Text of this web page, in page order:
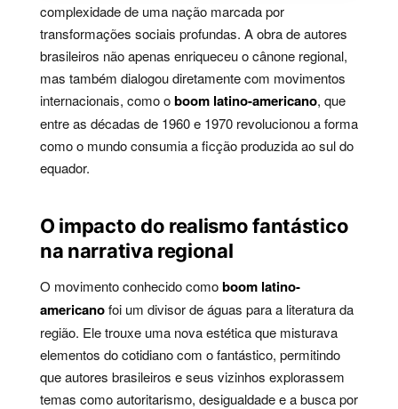
complexidade de uma nação marcada por
transformações sociais profundas. A obra de autores
brasileiros não apenas enriqueceu o cânone regional,
mas também dialogou diretamente com movimentos
internacionais, como oboom latino-americano, que
entre as décadas de 1960 e 1970 revolucionou a forma
como o mundo consumia a ficção produzida ao sul do
equador.
O impacto do realismo fantástico
na narrativa regional
O movimento conhecido comoboom latino-
americanofoi um divisor de águas para a literatura da
região. Ele trouxe uma nova estética que misturava
elementos do cotidiano com o fantástico, permitindo
que autores brasileiros e seus vizinhos explorassem
temas como autoritarismo, desigualdade e a busca por